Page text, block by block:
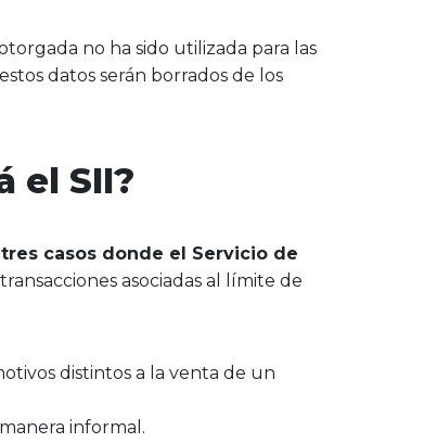
no ha sido utilizada para las
datos serán borrados de los
el SII?
tres casos donde el Servicio de
asociadas al límite de
distintos a la venta de un
informal.